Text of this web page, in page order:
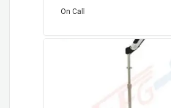
On Call